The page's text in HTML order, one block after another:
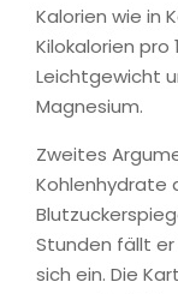
Kalorien wie in
Kilokalorien pro
Leichtgewicht
Magnesium.
Zweites
Kohlenhydrate
Stunden fällt
sich ein. Die